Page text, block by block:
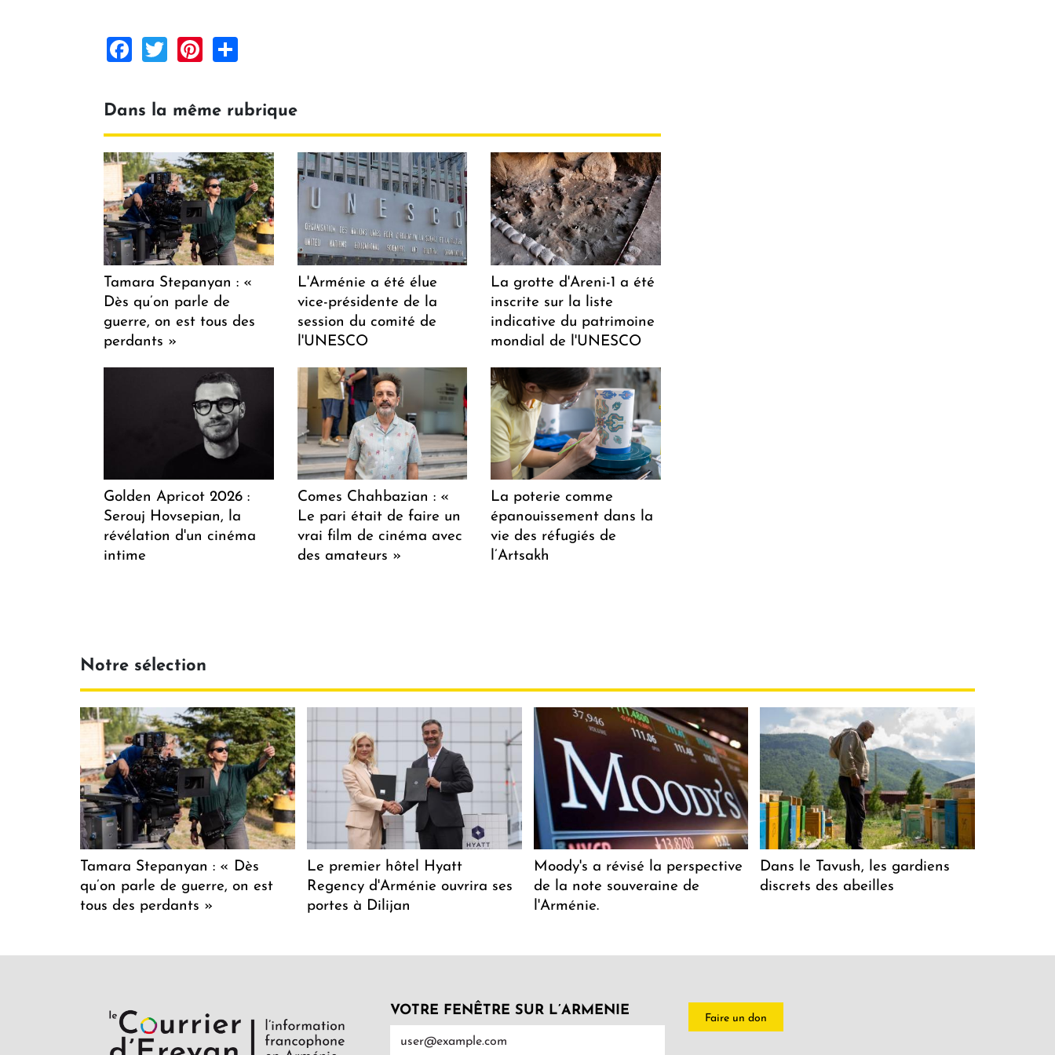
Facebook
TwitterPinterest
Dans la même rubrique
Tamara Stepanyan : «
Dès qu’on parle de
guerre, on est tous des
perdants »
L'Arménie a été élue
vice-présidente de la
session du comité de
l'UNESCO
La grotte d'Areni-1 a été
inscrite sur la liste
indicative du patrimoine
mondial de l'UNESCO
Golden Apricot 2026 :
Serouj Hovsepian, la
révélation d'un cinéma
intime
Comes Chahbazian : «
Le pari était de faire un
vrai film de cinéma avec
des amateurs »
La poterie comme
épanouissement dans la
vie des réfugiés de
l’Artsakh
Notre sélection
Tamara Stepanyan : « Dès
qu’on parle de guerre, on est
tous des perdants »
Le premier hôtel Hyatt
Regency d'Arménie ouvrira ses
portes à Dilijan
Moody's a révisé la perspective
de la note souveraine de
l'Arménie.
Dans le Tavush, les gardiens
discrets des abeilles
VOTRE FENÊTRE SUR L’ARMENIE
Faire un don